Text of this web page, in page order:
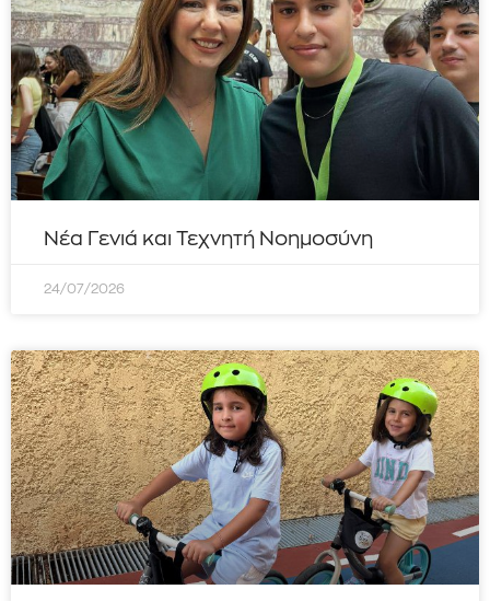
Νέα Γενιά και Τεχνητή Νοημοσύνη
24/07/2026